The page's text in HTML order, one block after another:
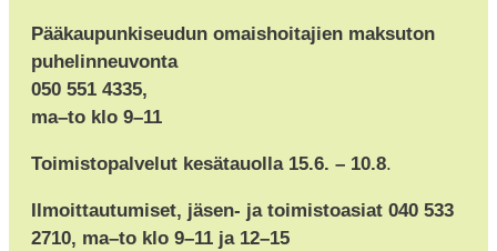
Pääkaupunkiseudun omaishoitajien maksuton
puhelinneuvonta
050 551 4335,
ma–to klo 9–11
Toimistopalvelut kesätauolla 15.6. – 10.8.
Ilmoittautumiset, jäsen- ja toimistoasiat 040 533
2710, ma–to klo 9–11 ja 12–15